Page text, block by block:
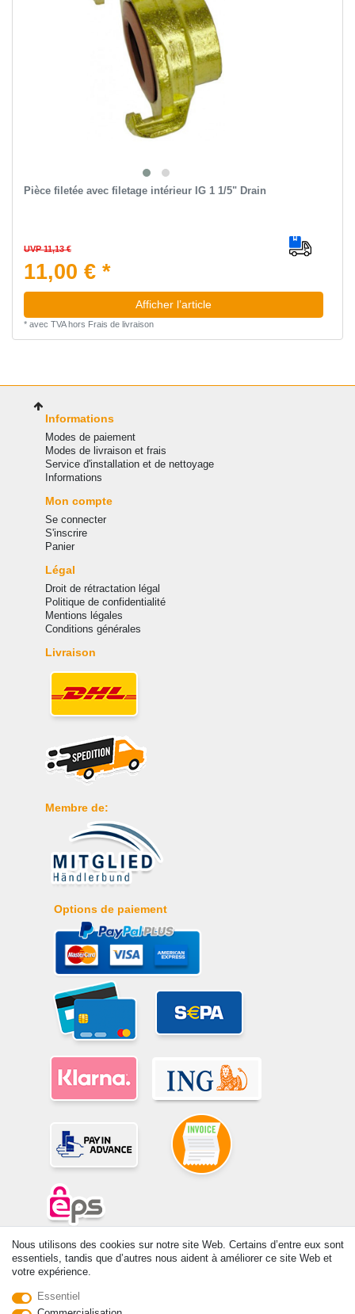
Pièce filetée avec filetage intérieur IG 1 1/5" Drain
UVP 11,13 €
11,00 € *
Afficher l’article
* avec TVAhors Frais de livraison
Informations
Modes de paiement
Modes de livraison et frais
Service d'installation et de nettoyage
Informations
Mon compte
Se connecter
S'inscrire
Panier
Légal
Droit de rétractation légal
Politique de confidentialité
Mentions légales
Conditions générales
Livraison
Membre de:
Options de paiement
© Copyright 2026 | Tous droits réservés. -Tous droits réservés – Les
prix indiqués par le Vendeur au moment de la commande sont libellés
en Euros TTC. Les conditions s’appliquent aux livraisons en France !
Nous utilisons des cookies sur notre site Web. Certains d’entre eux sont
essentiels, tandis que d’autres nous aident à améliorer ce site Web et
votre expérience.
Essentiel